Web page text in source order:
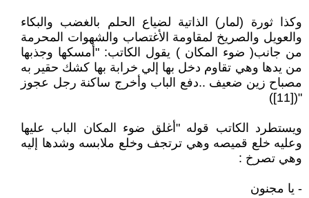
وكذا ثورة (لمار) الذاتية لضياع الحلم بالغضب والبكاء
والعويل والصريخ لمقاومة الأغتصاب والشهوات المحرمة
من جانب( ضوء المكان ) يقول الكاتب: "أمسكها وجذبها
من يدها وهي تقاوم دخل بها إلي خرابة بها كشك حقير به
مصباح زين ضعيف ..دفع الباب وأخرج ساكنة رجل عجوز
"([11])
ويستطرد الكاتب قوله "أغلق ضوء المكان الباب عليها
وعليه خلع قميصه وهي ترتجف وخلع ملابسه وشدها إليه
وهي تصرخ :
- يا مجنون